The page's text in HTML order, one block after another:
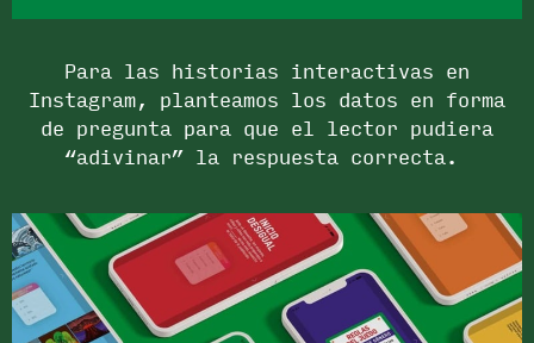
Para las historias interactivas en
Instagram, planteamos los datos en forma
de pregunta para que el lector pudiera
“adivinar” la respuesta correcta.